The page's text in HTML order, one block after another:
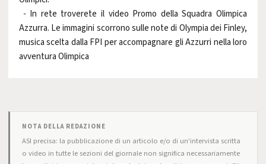
- In rete troverete il video Promo della Squadra Olimpica
Azzurra. Le immagini scorrono sulle note di Olympia dei Finley,
musica scelta dalla FPI per accompagnare gli Azzurri nella loro
avventura Olimpica
NOTA DELLA REDAZIONE
ASI precisa: la pubblicazione di un articolo e/o di un'intervista scritta
o video in tutte le sezioni del giornale non significa necessariamente